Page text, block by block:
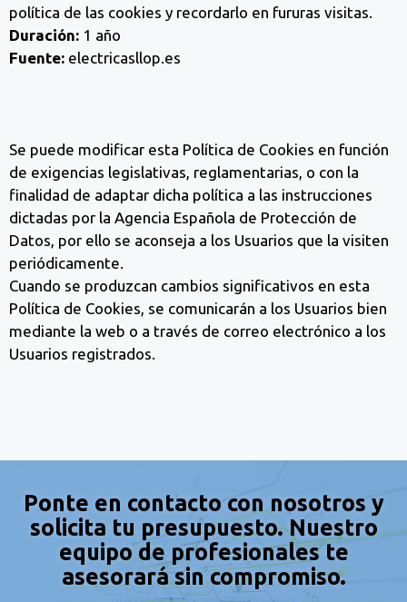
política de las cookies y recordarlo en fururas visitas.
Duración: 1 año
Fuente: electricasllop.es
Se puede modificar esta Política de Cookies en función
de exigencias legislativas, reglamentarias, o con la
finalidad de adaptar dicha política a las instrucciones
dictadas por la Agencia Española de Protección de
Datos, por ello se aconseja a los Usuarios que la visiten
periódicamente.
Cuando se produzcan cambios significativos en esta
Política de Cookies, se comunicarán a los Usuarios bien
mediante la web o a través de correo electrónico a los
Usuarios registrados.
Ponte en contacto con nosotros y
solicita tu presupuesto. Nuestro
equipo de profesionales te
asesorará sin compromiso.